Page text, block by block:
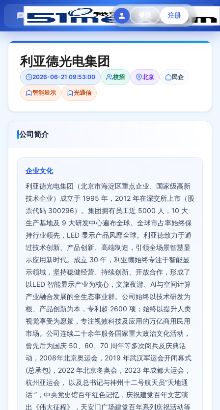
登录 注册
模拟面试 题目大全 招聘中心 会员专区
利亚德光电集团
2026-06-21 09:53:00 校招 北京 民企
智能显示 光通信
公司简介
企业文化
利亚德光电集团（北京市海淀区重点企业、国家级高新
技术企业）成立于 1995 年，2012 年在深交所上市（股
票代码 300296）。集团拥有员工近 5000 人，10 大
生产基地及 9 大研发中心遍布全球。全球市占率始终保
持行业领先，LED 显示产品风靡全球。利亚德致力于通
过技术创新、产品创新、高端制造，引领全场景智慧显
示应用新时代。成立 30 年，利亚德始终专注于智能显
示领域，坚持稳健经营、持续创新、开放合作，形成了
以LED 智能显示产业为核心，文旅夜游、AI与空间计算
产业融合发展的全生态事业群。公司始终以技术研发为
根、产品创新为本，专利超 2600 项；始终以提升人类
视觉享受为愿景，专注视效科技及应用的万亿商用民用
市场。公司连续二十余年服务国家重大政治文化活动，
曾先后为国庆 50、60、70 周年等多次阅兵及庆典活
动，2008年北京奥运会，2019 年武汉军运会开闭幕式
(总承包)，2022 年北京冬奥会，2023 年成都大运会，
杭州亚运会， 以及总书记与神州十二号航天员“天地通
话 ”，中央党史馆百年红色记忆，庆祝建党百年文艺演
出《伟大征程》，天安门广场建党百年系列庆祝活动等